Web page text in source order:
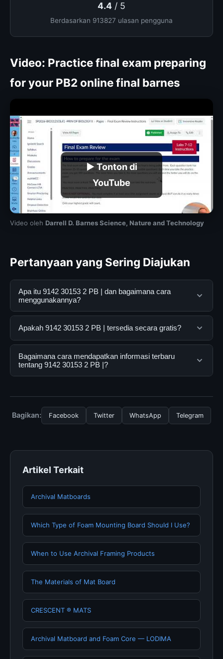
4.4 / 5
Berdasarkan 913827 ulasan pengguna
Video: Practice final exam preparing
for your PB2 online final barnes
▶ Tonton di
YouTube
Video oleh Darrell D. Barnes Science, Nature and Technology
Pertanyaan yang Sering Diajukan
Apa itu 9142 30153 2 PB | dan bagaimana cara
menggunakannya?
9142 30153 2 PB | adalah layanan digital yang
informasi lengkap dan terpercaya. Anda dapat
menggunakannya dengan mengunjungi situs resmi dan
mengikuti panduan yang tersedia.
Apakah 9142 30153 2 PB | tersedia secara gratis?
Ya, 9142 30153 2 PB | dapat diakses secara gratis oleh
semua pengguna. Tidak ada biaya tersembunyi atau
langganan yang diperlukan untuk menggunakan layanan
Bagaimana cara mendapatkan informasi terbaru
tentang 9142 30153 2 PB |?
kami secara berkala. Kami selalu memperbarui konten
dengan informasi terkini dan terpercaya.
Bagikan: Facebook Twitter WhatsApp Telegram
Artikel Terkait
Archival Matboards
Which Type of Foam Mounting Board Should I Use?
When to Use Archival Framing Products
The Materials of Mat Board
CRESCENT ® MATS
Archival Matboard and Foam Core — LODIMA